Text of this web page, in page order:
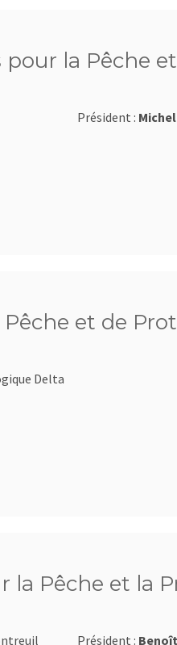
la Pêche
Président : Michel
et de
Delta
la Pêche et la
Président : Benoît